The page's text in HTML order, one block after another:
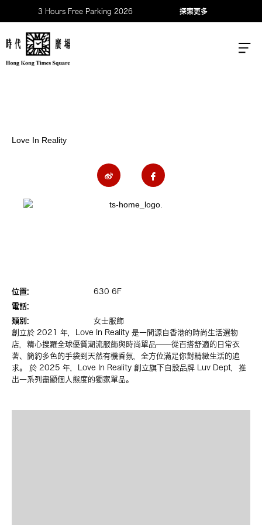
3 Hours Free Parking 2026 探索更多
Love In Reality
位置:
630 6F
電話:
類別:
女士服飾
創立於 2021 年，Love In Reality 是一間源自香港的時尚生活選物
店，精心搜羅全球優質潮流服飾與時尚單品——從百搭舒適的日常衣
著、簡約多色的手袋到天然有機香氛，全方位滿足你對精緻生活的追
求。 於 2025 年，Love In Reality 創立旗下自設品牌 Luv Dept，推
出一系列盡顯個人態度的獨家單品。